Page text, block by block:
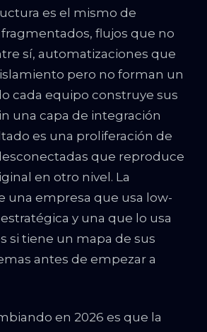
es el mismo de
flujos que no
sí, automatizaciones que
pero no forman un
cada equipo construye sus
una capa de integración
es una proliferación de
que reproduce
en otro nivel. La
una empresa que usa low-
y una que lo usa
si tiene un mapa de sus
antes de empezar a
en 2026 es que la